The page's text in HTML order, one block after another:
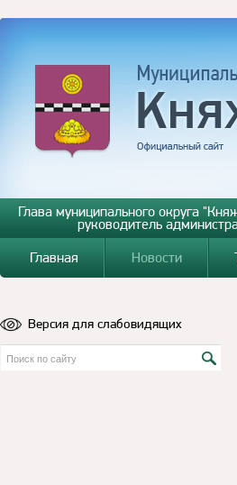
Глава муниципального округа
руководитель
Главная
Новости
Версия для слабовидящих